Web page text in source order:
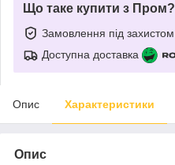
Що таке купити з Пром?
Замовлення під захистом
Доступна доставка
Опис Характеристики
Опис